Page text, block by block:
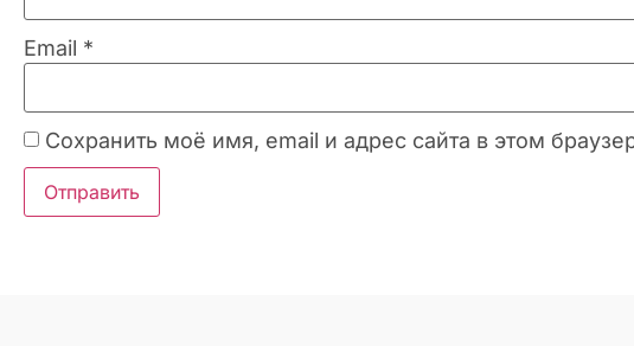
Email *
Сохранить моё имя, email и адрес сайта в этом